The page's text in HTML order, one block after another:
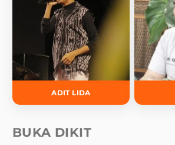
ADIT LIDA
BUKA DIKIT